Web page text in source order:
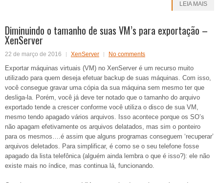
LEIA MAIS
Diminuindo o tamanho de suas VM’s para exportação –
XenServer
22 de março de 2016 XenServer No comments
Exportar máquinas virtuais (VM) no XenServer é um recurso muito
utilizado para quem deseja efetuar backup de suas máquinas. Com isso,
você consegue gravar uma cópia da sua máquina sem mesmo ter que
desliga-la. Porém, você já deve ter notado que o tamanho do arquivo
exportado tende a crescer conforme você utiliza o disco de sua VM,
mesmo tendo apagado vários arquivos. Isso acontece porque os SO’s
não apagam efetivamente os arquivos delatados, mas sim o ponteiro
para os mesmos….é assim que alguns programas conseguem ‘recuperar’
arquivos deletados. Para simplificar, é como se o seu telefone fosse
apagado da lista telefônica (alguém ainda lembra o que é isso?): ele não
existe mais no índice, mas continua lá, funcionando.